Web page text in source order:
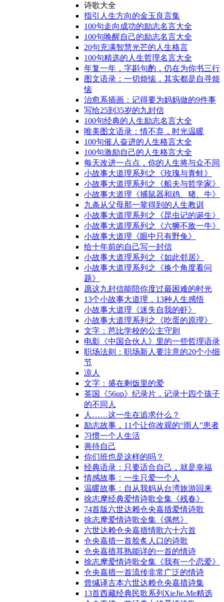
诗歌大全
指引人生方向的金玉良言集
100句走向成功的励志名言大全
100句唤醒自己的励志名言大全
20句充满智慧光芒的人生格言
100句精选的人生哲理名言大全
年复一年，字斟句酌，仍在为你书三行
图文语录：一切烦恼，其实都是自寻烦
恼
治愈系插画：记得要为妈妈做的9件事
写给25到35岁的九封信
100句经典的人生励志名言大全
唯美图文语录：情不弃，时光温暖
100句催人奋进的人生格言大全
100句激励自己的人生格言大全
每天改进一点点，你的人生将与众不同
小故事大道理系列之《玫瑰与青蛙》
小故事大道理系列之《船夫与哲学家》
小故事大道理《捕鼠器和鸡、猪、牛》
九条从父母那一辈得到的人生教训
小故事大道理系列之《昆虫记的诞生》
小故事大道理系列之《六狮不敌一牛》
小故事大道理《眼中只有野兔》
给十年前的自己写一封信
小故事大道理系列之《如此邻居》
小故事大道理系列之《换个角度看问
题》
愿这九封信能陪你度过最困难的时光
13个小故事大道理，13种人生感悟
小故事大道理《迷失自我的虾》
小故事大道理系列之《吃蛋的原理》
文字：芭比学校的公主守则
电影《中国合伙人》里的一些哲理语录
职场法则：职场新人要注意的20个小细
节
凉人
文字：盛在剩饭里的爱
英国《56up》纪录片，记录十四个孩子
的不同人
人……这一生在追求什么？
励志故事，11个让你改观的“雨人”患者
习惯一个人生活
善待自己
你们班也是这样的吗？
经典语录：只要适合自己，就是幸福
情感故事：一生只爱一个人
温暖故事：自从我妈从台湾旅游回来
徐志摩经典爱情诗歌全集《残春》
74首版六世达赖仓央嘉措爱情诗歌
徐志摩爱情诗歌全集《偶然》
六世达赖仓央嘉措情歌六十六首
仓央嘉措一首脍炙人口的诗歌
仓央嘉措耳熟能详的一首的情诗
徐志摩爱情诗歌全集《我有一个恋爱》
仓央嘉措一首流传非常广泛的情诗
曾缄译古本六世达赖仓央嘉措诗集
13首西藏经典民歌系列XieJie.Me精选